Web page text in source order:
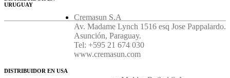
Cremasun S.A
Av. Madame Lynch 1516 esq Jose Pappalardo.
Asunción, Paraguay.
Tel: +595 21 674 030
www.cremasun.com
URUGUAY
DISTRIBUIDOR EN USA